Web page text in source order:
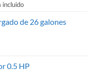
incluido
de 26 galones
0.5 HP